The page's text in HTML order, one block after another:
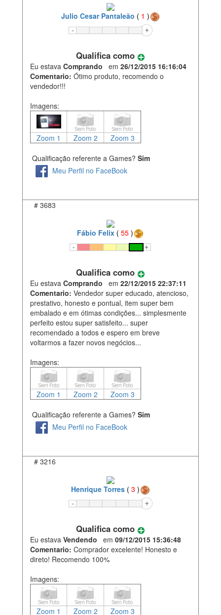
Julio Cesar Pantaleão ( 1 )
Qualifica como
Eu estava Comprando em 26/12/2015 16:16:04
Comentario: Ótimo produto, recomendo o
vendedor!!!
Imagens:
Zoom 1 Zoom 2 Zoom 3
Qualificação referente a Games? Sim
Meu Perfil no FaceBook
# 3683
Fábio Felix ( 55 )
Qualifica como
Eu estava Comprando em 22/12/2015 22:37:11
Comentario: Vendedor super educado, atencioso,
prestativo, honesto e pontual, item super bem
embalado e em ótimas condições... simplesmente
perfeito estou super satisfeito... super
recomendado a todos e espero em breve
voltarmos a fazer novos negócios...
Imagens:
Zoom 1 Zoom 2 Zoom 3
Qualificação referente a Games? Sim
Meu Perfil no FaceBook
# 3216
Henrique Torres ( 3 )
Qualifica como
Eu estava Vendendo em 09/12/2015 15:36:48
Comentario: Comprador excelente! Honesto e
direto! Recomendo 100%
Imagens:
Zoom 1 Zoom 2 Zoom 3